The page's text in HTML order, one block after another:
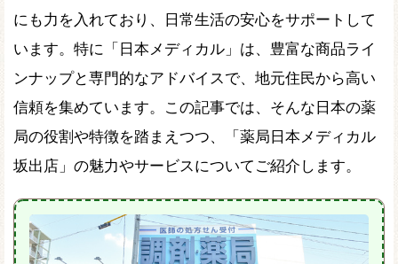
にも力を入れており、日常生活の安心をサポートして
います。特に「日本メディカル」は、豊富な商品ライ
ンナップと専門的なアドバイスで、地元住民から高い
信頼を集めています。この記事では、そんな日本の薬
局の役割や特徴を踏まえつつ、「薬局日本メディカル
坂出店」の魅力やサービスについてご紹介します。